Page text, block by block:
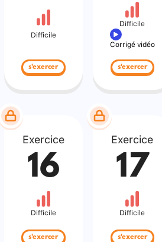
Difficile
s'exercer
Difficile
Corrigé vidéo
s'exercer
Exercice
16
Difficile
s'exercer
Exercice
17
Difficile
s'exercer